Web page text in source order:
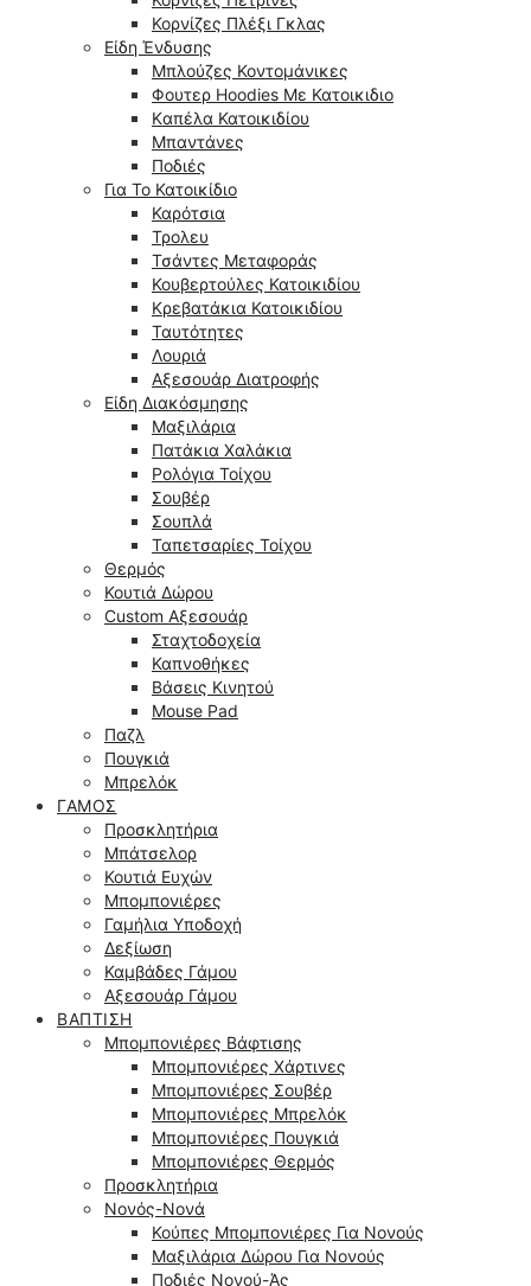
Κορνίζες Πλέξι Γκλας
Είδη Ένδυσης
Μπλούζες Κοντομάνικες
Φουτερ Hoodies Με Κατοικιδιο
Kαπέλα Κατοικιδίου
Μπαντάνες
Ποδιές
Για Το Κατοικίδιο
Καρότσια
Τρολευ
Τσάντες Μεταφοράς
Κουβερτούλες Κατοικιδίου
Κρεβατάκια Κατοικιδίου
Ταυτότητες
Λουριά
Αξεσουάρ Διατροφής
Είδη Διακόσμησης
Μαξιλάρια
Πατάκια Χαλάκια
Ρολόγια Τοίχου
Σουβέρ
Σουπλά
Ταπετσαρίες Τοίχου
Θερμός
Κουτιά Δώρου
Custom Αξεσουάρ
Σταχτοδοχεία
Καπνοθήκες
Βάσεις Κινητού
Mouse Pad
Παζλ
Πουγκιά
Μπρελόκ
ΓΆΜΟΣ
Προσκλητήρια
Μπάτσελορ
Κουτιά Ευχών
Μπομπονιέρες
Γαμήλια Υποδοχή
Δεξίωση
Καμβάδες Γάμου
Αξεσουάρ Γάμου
ΒΆΠΤΙΣΗ
Μπομπονιέρες Βάφτισης
Μπομπονιέρες Χάρτινες
Μπομπονιέρες Σουβέρ
Μπομπονιέρες Μπρελόκ
Μπομπονιέρες Πουγκιά
Μπομπονιέρες Θερμός
Προσκλητήρια
Νονός-Νονά
Κούπες Μπομπονιέρες Για Νονούς
Μαξιλάρια Δώρου Για Νονούς
Ποδιές Νονού-Άς